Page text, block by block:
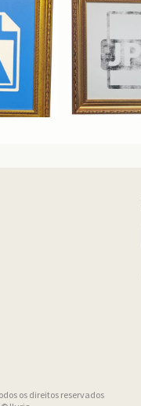
os direitos reservados